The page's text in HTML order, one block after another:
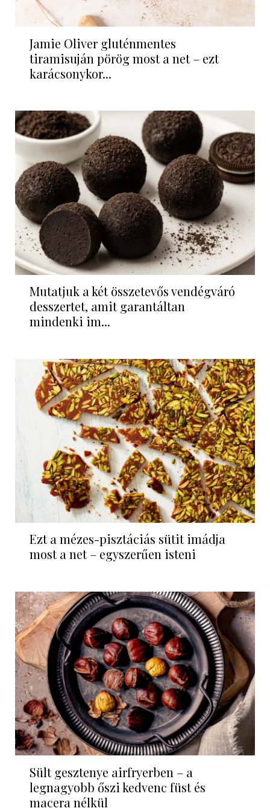
Jamie Oliver gluténmentes
tiramisuján pörög most a net – ezt
karácsonykor...
Mutatjuk a két összetevős vendégváró
desszertet, amit garantáltan
mindenki im...
Ezt a mézes-pisztáciás sütit imádja
most a net – egyszerűen isteni
Sült gesztenye airfryerben – a
legnagyobb őszi kedvenc füst és
macera nélkül